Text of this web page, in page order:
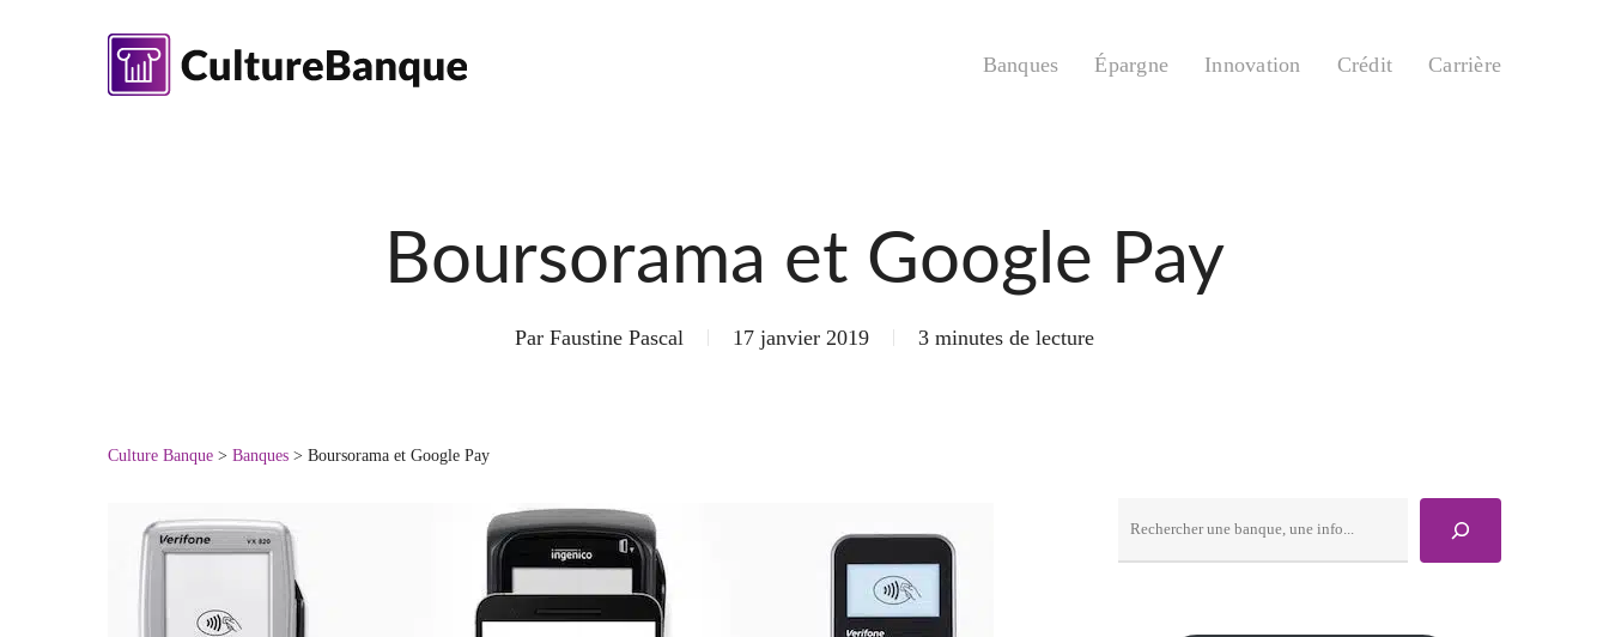
Banques Épargne Innovation Crédit Carrière
Boursorama et Google Pay
Par Faustine Pascal 17 janvier 2019 3 minutes de lecture
Culture Banque > Banques > Boursorama et Google Pay